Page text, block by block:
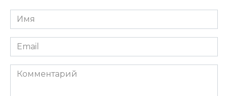
Имя
*
Email
*
Комментарий